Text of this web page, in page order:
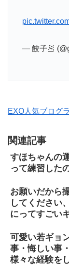
— 餃子🥟
EXO人気ブログ
関連記事
すほちゃんの
って練習した
お願いだから
してください
にってすごい
可愛い若ギョ
事・悔しい事
様々な経験を